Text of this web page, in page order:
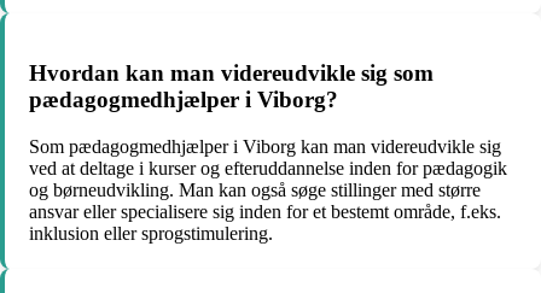
Hvordan kan man videreudvikle sig som
pædagogmedhjælper i Viborg?
Som pædagogmedhjælper i Viborg kan man videreudvikle sig
ved at deltage i kurser og efteruddannelse inden for pædagogik
og børneudvikling. Man kan også søge stillinger med større
ansvar eller specialisere sig inden for et bestemt område, f.eks.
inklusion eller sprogstimulering.